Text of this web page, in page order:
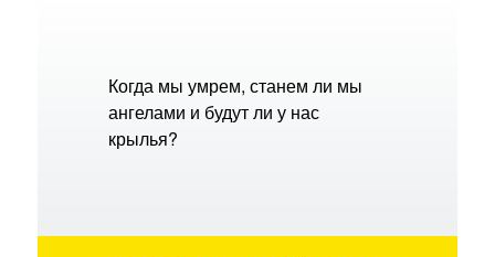
Когда мы умрем, станем ли мы
ангелами и будут ли у нас
крылья?